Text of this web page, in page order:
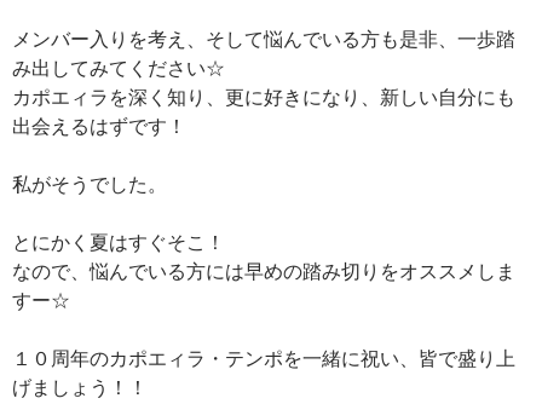
メンバー入りを考え、そして悩んでいる方も是非、一歩踏
み出してみてください☆
カポエィラを深く知り、更に好きになり、新しい自分にも
出会えるはずです！
私がそうでした。
とにかく夏はすぐそこ！
なので、悩んでいる方には早めの踏み切りをオススメしま
すー☆
１０周年のカポエィラ・テンポを一緒に祝い、皆で盛り上
げましょう！！